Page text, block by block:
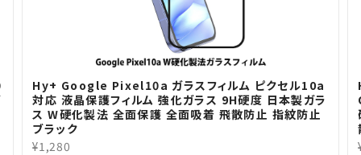
Hy+ Google Pixel10a ガラスフィルム ピクセル10a
対応 液晶保護フィルム 強化ガラス 9H硬度 日本製ガラ
ス W硬化製法 全面保護 全面吸着 飛散防止 指紋防止
ブラック
¥1,280